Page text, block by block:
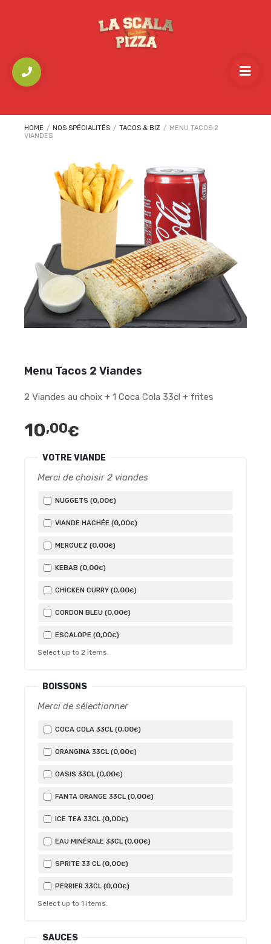
HOME / NOS SPÉCIALITÉS / TACOS & BIZ / MENU TACOS 2
VIANDES
Menu Tacos 2 Viandes
2 Viandes au choix + 1 Coca Cola 33cl + frites
10,00€
VOTRE VIANDE
Merci de choisir 2 viandes
NUGGETS (0,00€)
VIANDE HACHÉE (0,00€)
MERGUEZ (0,00€)
KEBAB (0,00€)
CHICKEN CURRY (0,00€)
CORDON BLEU (0,00€)
ESCALOPE (0,00€)
Select up to 2 items.
BOISSONS
Merci de sélectionner
COCA COLA 33CL (0,00€)
ORANGINA 33CL (0,00€)
OASIS 33CL (0,00€)
FANTA ORANGE 33CL (0,00€)
ICE TEA 33CL (0,00€)
EAU MINÉRALE 33CL (0,00€)
SPRITE 33 CL (0,00€)
PERRIER 33CL (0,00€)
Select up to 1 items.
SAUCES